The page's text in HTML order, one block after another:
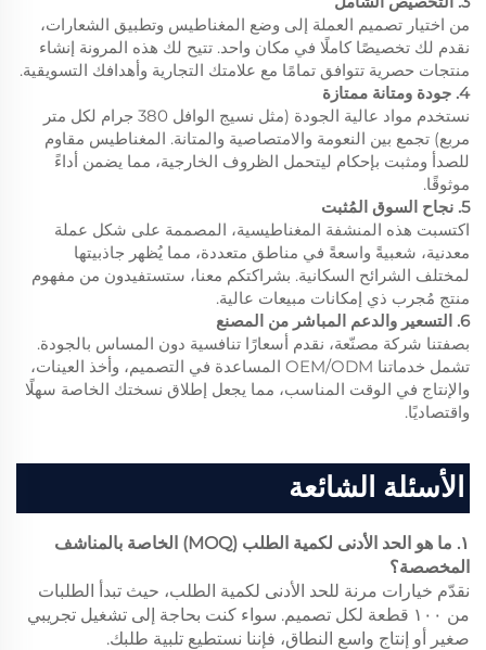
من اختيار تصميم العملة إلى وضع المغناطيس وتطبيق الشعارات،
نقدم لك تخصيصًا كاملًا في مكان واحد. تتيح لك هذه المرونة إنشاء
منتجات حصرية تتوافق تمامًا مع علامتك التجارية وأهدافك التسويقية.
4. جودة ومتانة ممتازة
نستخدم مواد عالية الجودة (مثل نسيج الوافل 380 جرام لكل متر
مربع) تجمع بين النعومة والامتصاصية والمتانة. المغناطيس مقاوم
للصدأ ومثبت بإحكام ليتحمل الظروف الخارجية، مما يضمن أداءً
موثوقًا.
5. نجاح السوق المُثبت
اكتسبت هذه المنشفة المغناطيسية، المصممة على شكل عملة
معدنية، شعبيةً واسعةً في مناطق متعددة، مما يُظهر جاذبيتها
لمختلف الشرائح السكانية. بشراكتكم معنا، ستستفيدون من مفهوم
منتج مُجرب ذي إمكانات مبيعات عالية.
6. التسعير والدعم المباشر من المصنع
بصفتنا شركة مصنّعة، نقدم أسعارًا تنافسية دون المساس بالجودة.
تشمل خدماتنا OEM/ODM المساعدة في التصميم، وأخذ العينات،
والإنتاج في الوقت المناسب، مما يجعل إطلاق نسختك الخاصة سهلًا
واقتصاديًا.
الأسئلة الشائعة
١. ما هو الحد الأدنى لكمية الطلب (MOQ) الخاصة بالمناشف
المخصصة؟
نقدّم خيارات مرنة للحد الأدنى لكمية الطلب، حيث تبدأ الطلبات
من ١٠٠ قطعة لكل تصميم. سواء كنت بحاجة إلى تشغيل تجريبي
صغير أو إنتاج واسع النطاق، فإننا نستطيع تلبية طلبك.